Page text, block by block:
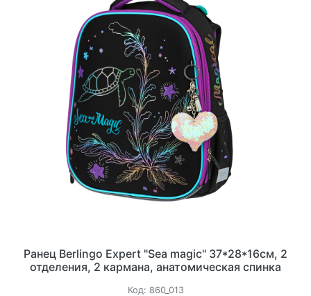
Ранец Berlingo Expert "Sea magic" 37*28*16см, 2
отделения, 2 кармана, анатомическая спинка
Код: 860_013